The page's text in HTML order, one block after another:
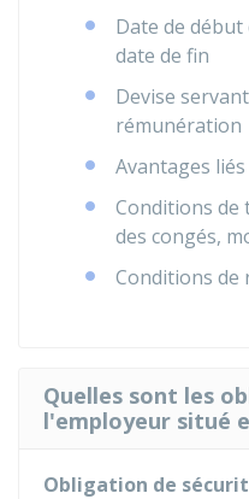
Date de
date de fin
Devise
rémunération
Avantages
Conditions de
des congés,
Conditions
Quelles sont les
l'employeur situé
Obligation de